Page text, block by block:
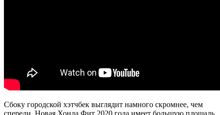
Сбоку городской хэтчбек выглядит намного скромнее, чем
спереди. Новая Хонда Фит 2020 года имеет большую площадь